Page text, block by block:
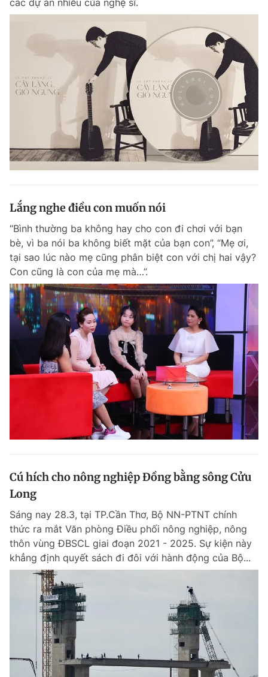
các dự án nhiều của nghệ sĩ.
Lắng nghe điều con muốn nói
“Bình thường ba không hay cho con đi chơi với bạn
bè, vì ba nói ba không biết mặt của bạn con”, “Mẹ ơi,
tại sao lúc nào mẹ cũng phân biệt con với chị hai vậy?
Con cũng là con của mẹ mà…”.
Cú hích cho nông nghiệp Đồng bằng sông Cửu
Long
Sáng nay 28.3, tại TP.Cần Thơ, Bộ NN-PTNT chính
thức ra mắt Văn phòng Điều phối nông nghiệp, nông
thôn vùng ĐBSCL giai đoạn 2021 - 2025. Sự kiện này
khẳng định quyết sách đi đôi với hành động của Bộ...